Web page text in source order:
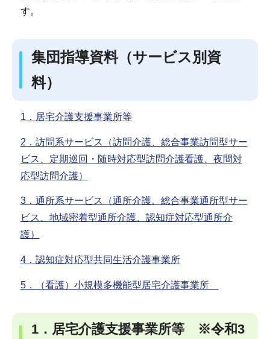
す。
集団指導資料（サービス別資
料）
1．居宅介護支援事業所等
2．訪問系サービス（訪問介護、総合事業訪問型サー
ビス、定期巡回・随時対応型訪問介護看護、夜間対
応型訪問介護）
3．通所系サービス（通所介護、総合事業通所型サー
ビス、地域密着型通所介護、認知症対応型通所介
護）
4．認知症対応型共同生活介護事業所
5．（看護）小規模多機能型居宅介護事業所
1．居宅介護支援事業所等 ※令和3